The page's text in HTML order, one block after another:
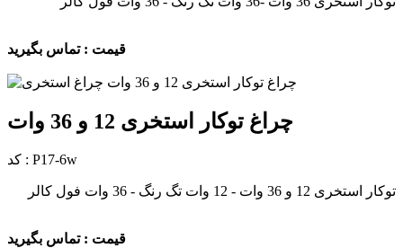
قیمت : تماس بگیرید
چراغ توکار استخری 12 و 36 وات
کد : P17-6w
توکار استخری 12 و 36 وات - 12 وات تگ رنگ - 36 وات فول کالر
قیمت : تماس بگیرید